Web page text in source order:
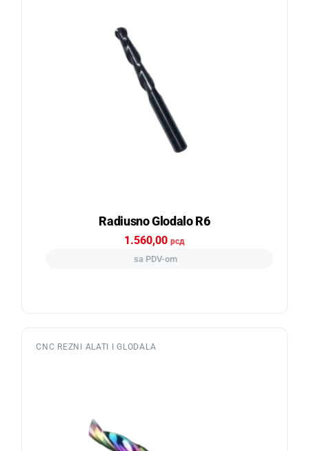
Radiusno Glodalo R6
1.560,00 рсд
sa PDV-om
CNC REZNI ALATI I GLODALA